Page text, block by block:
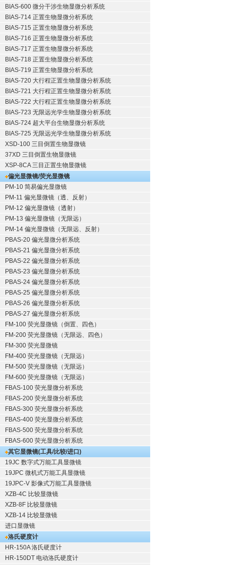
BIAS-600 微分干涉生物显微分析系统
BIAS-714 正置生物显微分析系统
BIAS-715 正置生物显微分析系统
BIAS-716 正置生物显微分析系统
BIAS-717 正置生物显微分析系统
BIAS-718 正置生物显微分析系统
BIAS-719 正置生物显微分析系统
BIAS-720 大行程正置生物显微分析系统
BIAS-721 大行程正置生物显微分析系统
BIAS-722 大行程正置生物显微分析系统
BIAS-723 无限远光学生物显微分析系统
BIAS-724 超大平台生物显微分析系统
BIAS-725 无限远光学生物显微分析系统
XSD-100 三目倒置生物显微镜
37XD 三目倒置生物显微镜
XSP-8CA 三目正置生物显微镜
偏光显微镜/荧光显微镜
PM-10 简易偏光显微镜
PM-11 偏光显微镜（透、反射）
PM-12 偏光显微镜（透射）
PM-13 偏光显微镜（无限远）
PM-14 偏光显微镜（无限远、反射）
PBAS-20 偏光显微分析系统
PBAS-21 偏光显微分析系统
PBAS-22 偏光显微分析系统
PBAS-23 偏光显微分析系统
PBAS-24 偏光显微分析系统
PBAS-25 偏光显微分析系统
PBAS-26 偏光显微分析系统
PBAS-27 偏光显微分析系统
FM-100 荧光显微镜（倒置、四色）
FM-200 荧光显微镜（无限远、四色）
FM-300 荧光显微镜
FM-400 荧光显微镜（无限远）
FM-500 荧光显微镜（无限远）
FM-600 荧光显微镜（无限远）
FBAS-100 荧光显微分析系统
FBAS-200 荧光显微分析系统
FBAS-300 荧光显微分析系统
FBAS-400 荧光显微分析系统
FBAS-500 荧光显微分析系统
FBAS-600 荧光显微分析系统
其它显微镜(工具/比较/进口)
19JC 数字式万能工具显微镜
19JPC 微机式万能工具显微镜
19JPC-V 影像式万能工具显微镜
XZB-4C 比较显微镜
XZB-8F 比较显微镜
XZB-14 比较显微镜
进口显微镜
洛氏硬度计
HR-150A 洛氏硬度计
HR-150DT 电动洛氏硬度计